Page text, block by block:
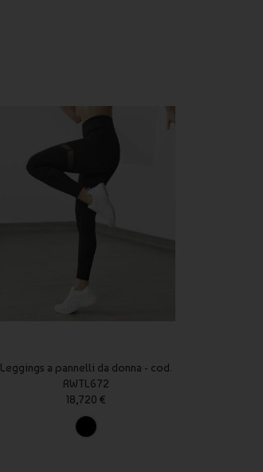
Leggings a pannelli da donna - cod.
RWTL672
18,720 €